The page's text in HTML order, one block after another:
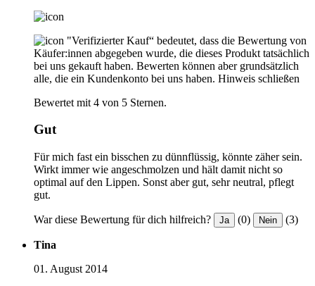
"Verifizierter Kauf“ bedeutet, dass die Bewertung von
Käufer:innen abgegeben wurde, die dieses Produkt tatsächlich
bei uns gekauft haben. Bewerten können aber grundsätzlich
alle, die ein Kundenkonto bei uns haben. Hinweis schließen
Bewertet mit 4 von 5 Sternen.
Gut
Für mich fast ein bisschen zu dünnflüssig, könnte zäher sein.
Wirkt immer wie angeschmolzen und hält damit nicht so
optimal auf den Lippen. Sonst aber gut, sehr neutral, pflegt
gut.
War diese Bewertung für dich hilfreich? Ja (0) Nein (3)
Tina
01. August 2014